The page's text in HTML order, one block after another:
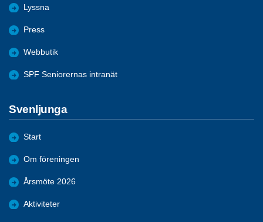
Lyssna
Press
Webbutik
SPF Seniorernas intranät
Svenljunga
Start
Om föreningen
Årsmöte 2026
Aktiviteter